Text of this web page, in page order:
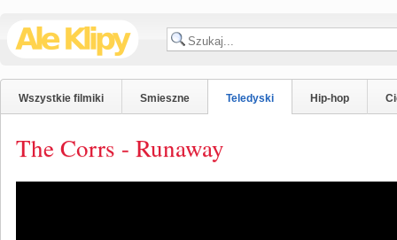
Wszystkie filmiki Smieszne Teledyski Hip-hop
The Corrs - Runaway